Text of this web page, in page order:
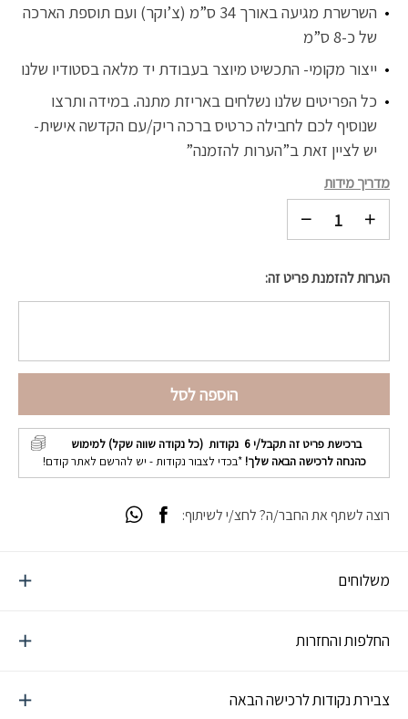
השרשרת מגיעה באורך 34 ס”מ (צ’וקר) ועם תוספת הארכה
של כ-8 ס”מ
ייצור מקומי- התכשיט מיוצר בעבודת יד מלאה בסטודיו שלנו
כל הפריטים שלנו נשלחים באריזת מתנה. במידה ותרצו
שנוסיף לכם לחבילה כרטיס ברכה ריק/עם הקדשה אישית-
יש לציין זאת ב”הערות להזמנה”
מדריך מידות
הערות להזמנת פריט זה:
הוספה לסל
ברכישת פריט זה תקבל/י6 נקודות (כל נקודה שווה שקל) למימוש
כהנחה לרכישה הבאה שלך! *בכדי לצבור נקודות - יש להרשם לאתר קודם!
משלוחים
החלפות והחזרות
צבירת נקודות לרכישה הבאה
רוצה לשתף את החבר/ה? לחצ/י לשיתוף: